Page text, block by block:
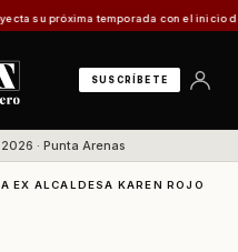
temporada con el inicio de Enprotur
SUSCRÍBETE
· Punta Arenas
EX ALCALDESA KAREN ROJO